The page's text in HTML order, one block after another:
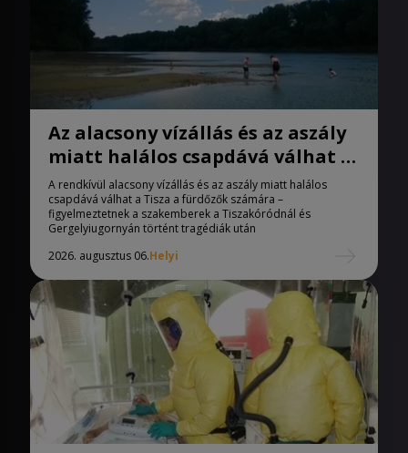
Az alacsony vízállás és az aszály
miatt halálos csapdává válhat a
Tisza
A rendkívül alacsony vízállás és az aszály miatt halálos
csapdává válhat a Tisza a fürdőzők számára –
figyelmeztetnek a szakemberek a Tiszakóródnál és
Gergelyiugornyán történt tragédiák után
2026. augusztus 06.Helyi